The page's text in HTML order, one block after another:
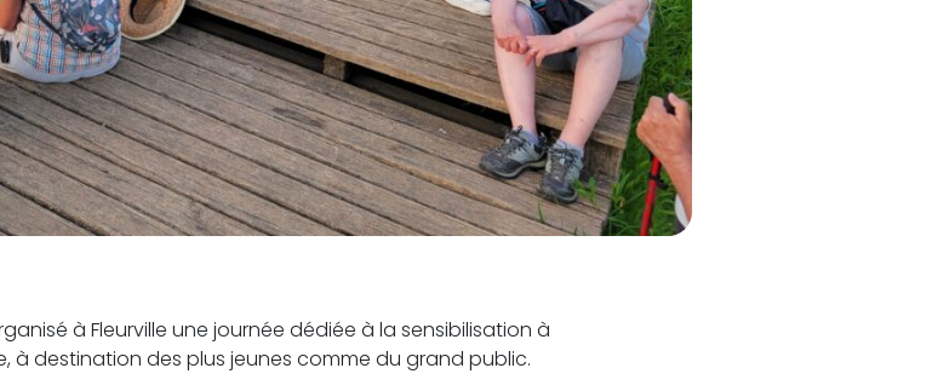
à Fleurville une journée dédiée à la sensibilisation à
à destination des plus jeunes comme du grand public.